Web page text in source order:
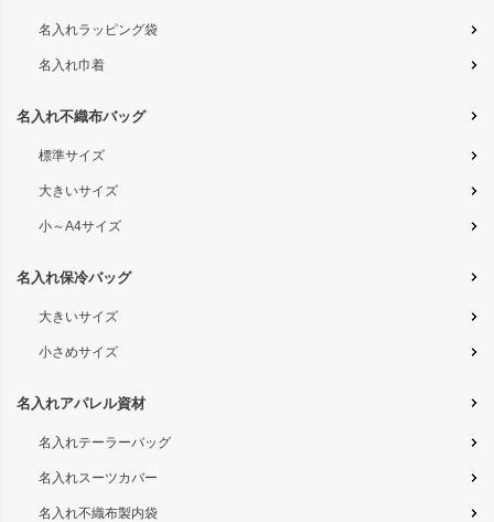
名入れラッピング袋
名入れ巾着
名入れ不織布バッグ
標準サイズ
大きいサイズ
小～A4サイズ
名入れ保冷バッグ
大きいサイズ
小さめサイズ
名入れアパレル資材
名入れテーラーバッグ
名入れスーツカバー
名入れ不織布製内袋